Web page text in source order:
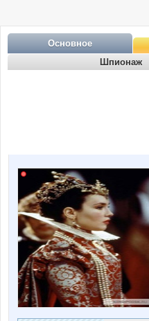
Основное
Шпионаж